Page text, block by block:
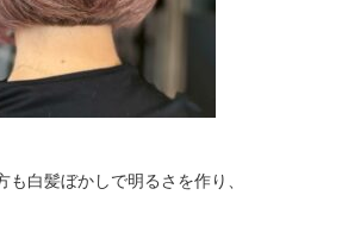
も白髪ぼかしで明るさを作り、